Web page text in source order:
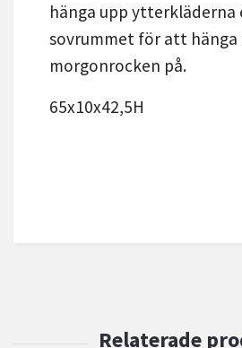
hänga upp ytterkläderna
sovrummet för att hänga
morgonrocken på.
65x10x42,5H